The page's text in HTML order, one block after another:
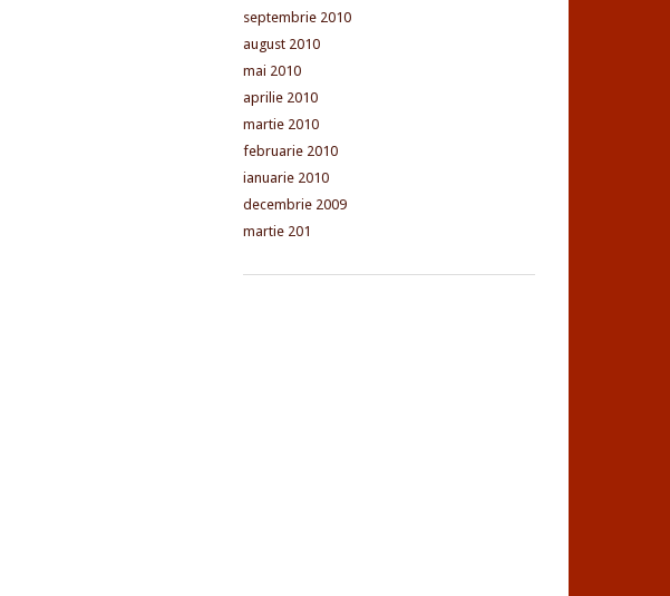
septembrie 2010
august 2010
mai 2010
aprilie 2010
martie 2010
februarie 2010
ianuarie 2010
decembrie 2009
martie 201